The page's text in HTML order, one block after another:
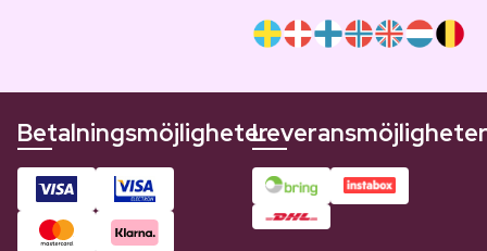
BetalningsmöjligheterLeveransmöjligheter